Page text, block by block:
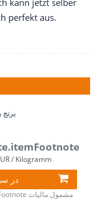
perfekt aus.
برنج
/ Kilogramm
در
مشمول مالیات